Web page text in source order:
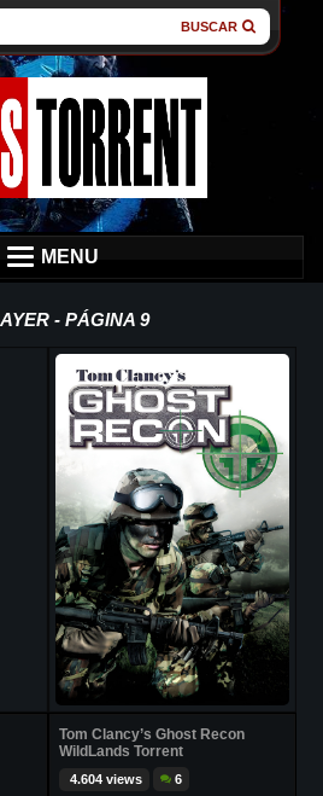
BUSCAR
MENU
- PÁGINA 9
Tom Clancy’s Ghost Recon
WildLands Torrent
4.604 views 6